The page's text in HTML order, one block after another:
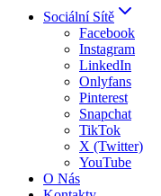
Sociální Sítě
Facebook
Instagram
LinkedIn
Onlyfans
Pinterest
Snapchat
TikTok
X (Twitter)
YouTube
O Nás